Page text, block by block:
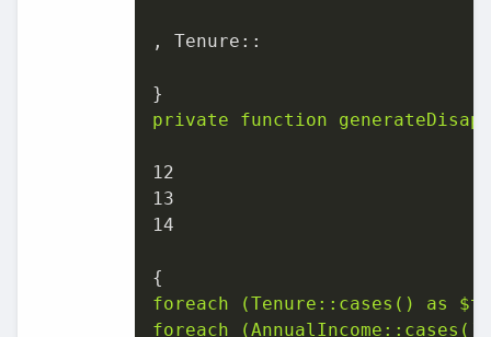
, Tenure::
private
function
12
13
14
foreach
(Tenure::cases() as
$t)
foreach
(AnnualIncome::cases()